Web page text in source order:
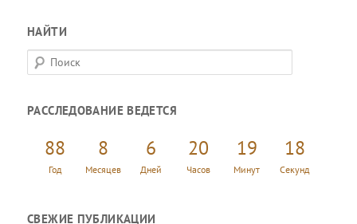
НАЙТИ
П
о
с
РАССЛЕДОВАНИЕ ВЕДЕТСЯ
88
Год
8
Месяцев
6
Дней
20
Часов
19
Минут
18
Секунд
СВЕЖИЕ ПУБЛИКАЦИИ